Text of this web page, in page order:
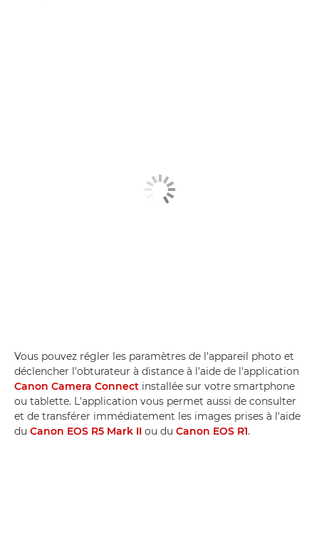
Vous pouvez régler les paramètres de l'appareil photo et
déclencher l'obturateur à distance à l'aide de l'application
Canon Camera Connect installée sur votre smartphone
ou tablette. L'application vous permet aussi de consulter
et de transférer immédiatement les images prises à l'aide
du Canon EOS R5 Mark II ou du Canon EOS R1.